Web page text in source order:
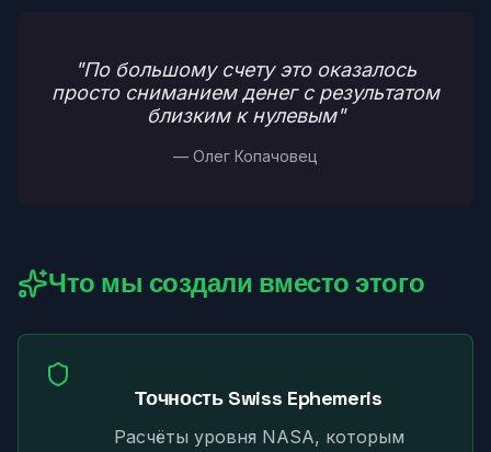
"По большому счету это оказалось
просто сниманием денег с результатом
близким к нулевым"
— Олег Копачовец
Что мы создали вместо этого
Точность Swiss Ephemeris
Расчёты уровня NASA, которым